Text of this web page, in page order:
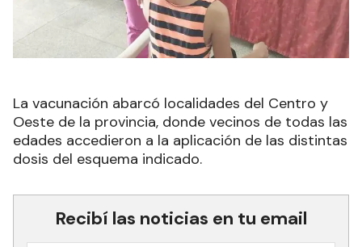
La vacunación abarcó localidades del Centro y
Oeste de la provincia, donde vecinos de todas las
edades accedieron a la aplicación de las distintas
dosis del esquema indicado.
Recibí las noticias en tu email